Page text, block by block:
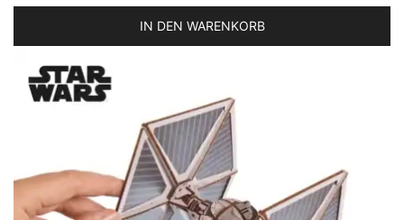
IN DEN WARENKORB